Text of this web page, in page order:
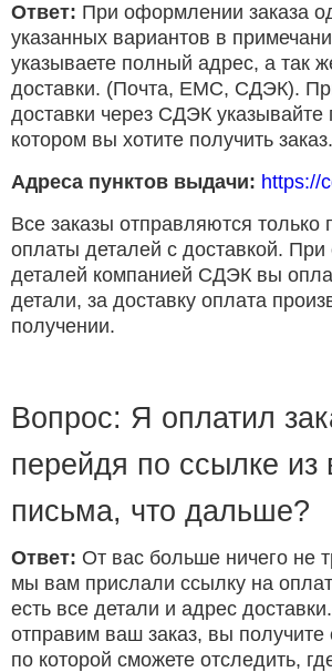
Ответ: При оформлении заказа
указанных вариантов в
указываете полный адрес, а так
доставки. (Почта, ЕМС, СДЭК).
доставки через СДЭК указывайте
котором вы хотите получить заказ.
Адреса пунктов выдачи: https://
Все заказы отправляются только
оплаты деталей с доставкой. При
деталей компанией СДЭК вы
детали, за доставку оплата
получении.
Вопрос: Я оплатил
перейдя по ссылке из
письма, что дальше?
Ответ: От вас больше ничего не
мы вам прислали ссылку на
есть все детали и адрес
отправим ваш заказ, вы получите
по которой сможете отследить,